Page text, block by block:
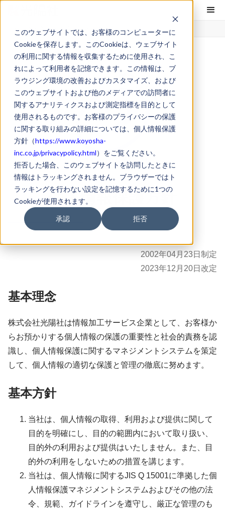
このウェブサイトでは、お客様のコンピューターに
Cookieを保存します。このCookieは、ウェブサイト
の利用に関する情報を収集するために使用され、こ
れによって利用者を記憶できます。この情報は、ブ
ラウジング環境の改善およびカスタマイズ、および
このウェブサイトおよび他のメディアでの訪問者に
関するアナリティクスおよび測定指標を目的として
使用されるものです。お客様のプライバシーの保護
に関する取り組みの詳細については、個人情報保護
方針（https://www.koyosha-
inc.co.jp/privacypolicy.html）をご覧ください。
拒否した場合、このウェブサイトを訪問したときに
情報はトラッキングされません。ブラウザーではト
ラッキングを行わない設定を記憶するために1つの
Cookieが使用されます。
承認 拒否
ホーム 企業情報 個人情報保護方針
個人情報保護方針
2002年04月23日制定
2023年12月20日改定
基本理念
株式会社光陽社は情報加工サービス企業として、お客様か
らお預かりする個人情報の保護の重要性と社会的責務を認
識し、個人情報保護に関するマネジメントシステムを策定
して、個人情報の適切な保護と管理の徹底に努めます。
基本方針
当社は、個人情報の取得、利用および提供に関して
目的を明確にし、目的の範囲内において取り扱い、
目的外の利用および提供はいたしません。また、目
的外の利用をしないための措置を講じます。
当社は、個人情報に関するJIS Q 15001に準拠した個
人情報保護マネジメントシステムおよびその他の法
令、規範、ガイドラインを遵守し、厳正な管理のも